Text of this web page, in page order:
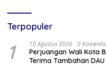
Terpopuler
1 10 Agustus 2026 0
Perjuangan Wali Kota
Terima Tambahan